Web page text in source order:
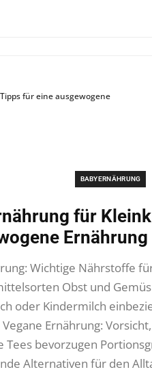
für eine ausgewogene
BABYERNÄHRUNG
für
Wichtige Nährstoffe
Obst und
oder Kindermilch
Ernährung:
Tees bevorzugen
Alternativen für den